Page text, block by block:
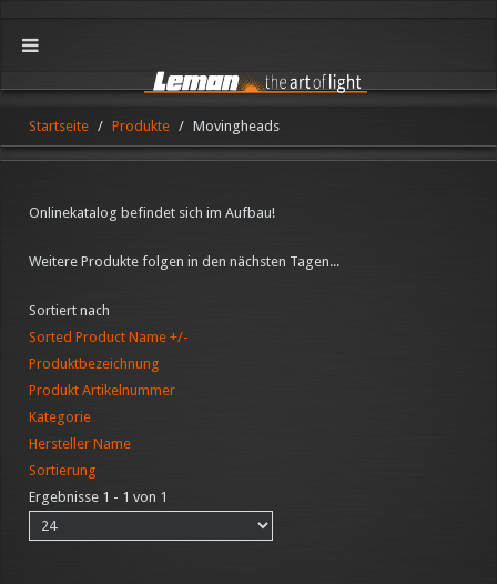
Startseite Produkte Movingheads
Onlinekatalog befindet sich im Aufbau!
Weitere Produkte folgen in den nächsten Tagen...
Sortiert nach
Sorted Product Name +/-
Produktbezeichnung
Produkt Artikelnummer
Kategorie
Hersteller Name
Sortierung
Ergebnisse 1 - 1 von 1